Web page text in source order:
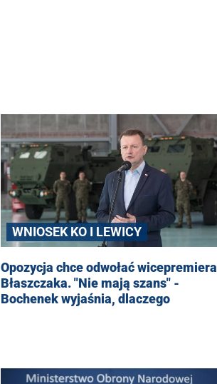
WNIOSEK KO I LEWICY
Opozycja chce odwołać wicepremiera
Błaszczaka. "Nie mają szans" -
Bochenek wyjaśnia, dlaczego